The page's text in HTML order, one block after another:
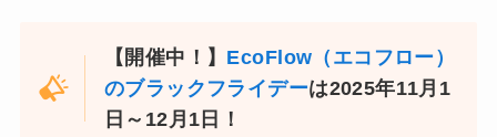
【開催中！】 EcoFlow（エコフロー）
のブラックフライデーは2025年11月1
日～12月1日！